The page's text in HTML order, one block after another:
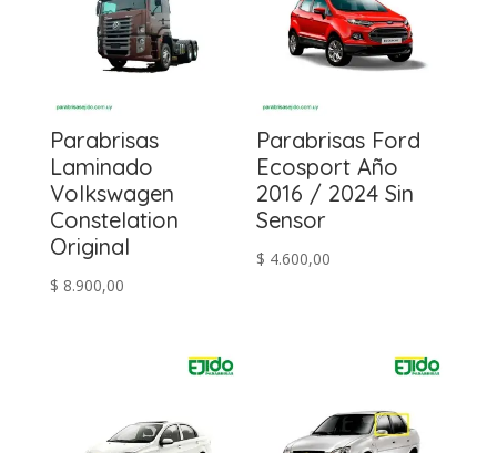
Parabrisas
Laminado
Volkswagen
Constelation
Original
$ 8.900,00
Parabrisas Ford
Ecosport Año
2016 / 2024 Sin
Sensor
$ 4.600,00